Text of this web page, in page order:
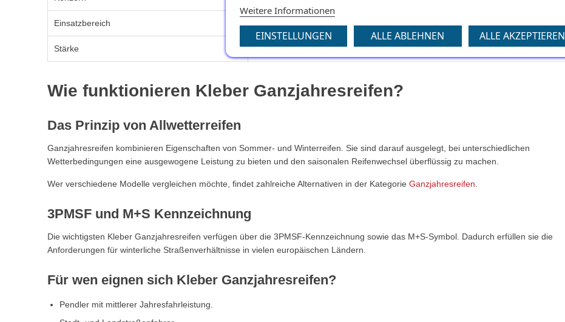
Einsatzbereich
Stärke Preis-Leistungs-Verhältnis
Wie funktionieren Kleber Ganzjahresreifen?
Das Prinzip von Allwetterreifen
Ganzjahresreifen kombinieren Eigenschaften von Sommer- und Winterreifen. Sie sind darauf ausgelegt, bei unterschiedlichen
Wetterbedingungen eine ausgewogene Leistung zu bieten und den saisonalen Reifenwechsel überflüssig zu machen.
Wer verschiedene Modelle vergleichen möchte, findet zahlreiche Alternativen in der KategorieGanzjahresreifen
3PMSF und M+S Kennzeichnung
Die wichtigsten Kleber Ganzjahresreifen verfügen über die 3PMSF-Kennzeichnung sowie das M+S-Symbol. Dadurch erfüllen sie die
Anforderungen für winterliche Straßenverhältnisse in vielen europäischen Ländern.
Für wen eignen sich Kleber Ganzjahresreifen?
Pendler mit mittlerer Jahresfahrleistung.
Weitere Informationen
EINSTELLUNGEN ALLE ABLEHNEN ALLE AKZEPTIEREN